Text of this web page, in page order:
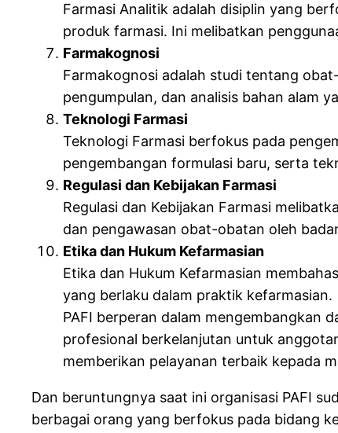
Farmasi Analitik adalah disiplin yang
produk farmasi. Ini melibatkan
Farmakognosi
Farmakognosi adalah studi tentang
pengumpulan, dan analisis bahan alam
Teknologi Farmasi
Teknologi Farmasi berfokus pada
pengembangan formulasi baru, serta
Regulasi dan Kebijakan Farmasi
Regulasi dan Kebijakan Farmasi
dan pengawasan obat-obatan oleh
Etika dan Hukum Kefarmasian
Etika dan Hukum Kefarmasian
yang berlaku dalam praktik kefarmasian.
PAFI berperan dalam mengembangkan
profesional berkelanjutan untuk
memberikan pelayanan terbaik kepada
Dan beruntungnya saat ini organisasi PAFI
berbagai orang yang berfokus pada bidang